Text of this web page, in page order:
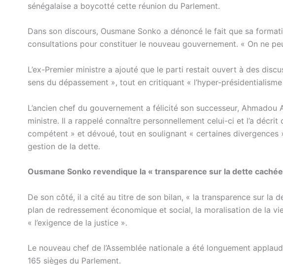
sénégalaise a boycotté cette réunion du Parlement.
Dans son discours, Ousmane Sonko a dénoncé le fait que sa
consultations pour constituer le nouveau gouvernement. « On ne
L’ex-Premier ministre a ajouté que le parti restait ouvert à des
sens du dépassement », tout en critiquant « l’hyper-présidentialisme
L’ancien chef du gouvernement a félicité son successeur,
ministre. Il a rappelé connaître personnellement celui-ci et l’a
compétent » et dévoué, tout en soulignant « certaines
gestion de la dette.
Ousmane Sonko revendique la « transparence sur la dette
De son côté, il a cité au titre de son bilan, « la transparence sur la
plan de redressement économique et social, la moralisation de la
« l’exigence de la justice ».
Le nouveau chef de l’Assemblée nationale a été longuement
165 sièges du Parlement.